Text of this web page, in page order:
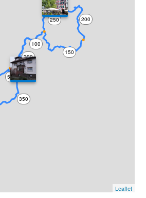
50
100
150
200
250
300
350
Leaflet